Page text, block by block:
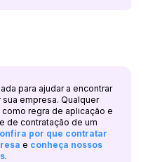
para ajudar a encontrar
empresa. Qualquer
regra de aplicação e
de contratação de um
por que contratar
e conheça nossos
.